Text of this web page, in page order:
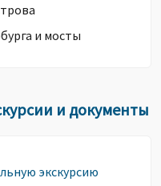
и мосты
и документы
экскурсию